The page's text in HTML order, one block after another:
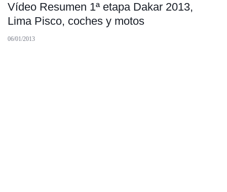
Vídeo Resumen 1ª etapa Dakar 2013,
Lima Pisco, coches y motos
06/01/2013